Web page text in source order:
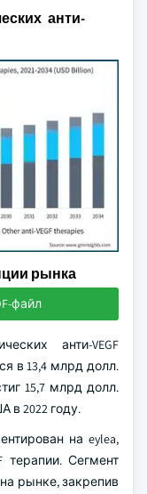
анти-
рынка
файл
анти-VEGF
в 13,4 млрд долл.
15,7 млрд долл.
в 2022 году.
на eylea,
терапии. Сегмент
рынке, закрепив